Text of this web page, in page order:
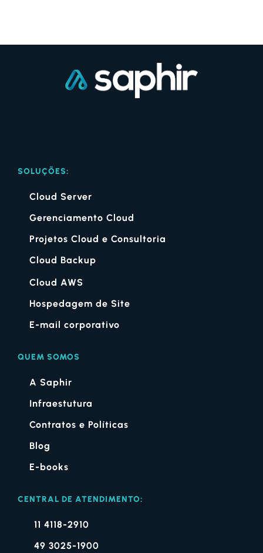
SOLUÇÕES:
Cloud Server
Gerenciamento Cloud
Projetos Cloud e Consultoria
Cloud Backup
Cloud AWS
Hospedagem de Site
E-mail corporativo
QUEM SOMOS
A Saphir
Infraestutura
Contratos e Políticas
Blog
E-books
CENTRAL DE ATENDIMENTO:
11 4118-2910
49 3025-1900